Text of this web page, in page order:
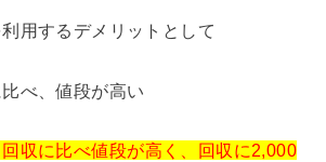
用するデメリットとして
べ、値段が高い
収に比べ値段が高く、回収に2,000